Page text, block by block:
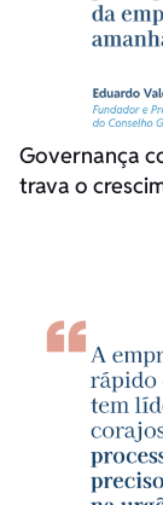
Governança
trava o